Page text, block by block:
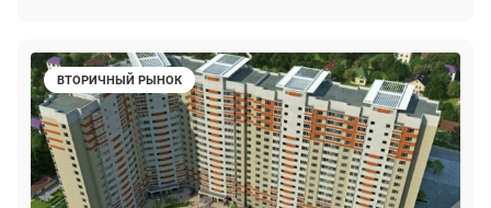
ВТОРИЧНЫЙ РЫНОК